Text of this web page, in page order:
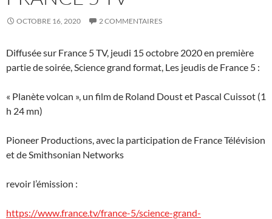
OCTOBRE 16, 2020 2 COMMENTAIRES
Diffusée sur France 5 TV, jeudi 15 octobre 2020 en première
partie de soirée, Science grand format, Les jeudis de France 5 :
« Planète volcan », un film de Roland Doust et Pascal Cuissot (1
h 24 mn)
Pioneer Productions, avec la participation de France Télévision
et de Smithsonian Networks
revoir l’émission :
https://www.france.tv/france-5/science-grand-